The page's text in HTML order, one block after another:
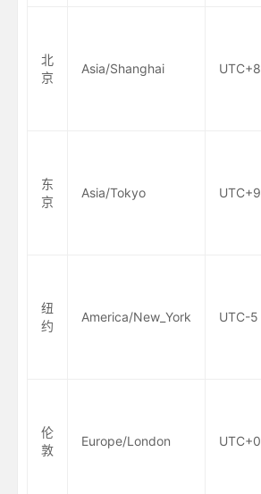
北
京
Asia/Shanghai UTC+8
东
京
Asia/Tokyo UTC+9
纽
约
America/New_York UTC-5
伦
敦
Europe/London UTC+0